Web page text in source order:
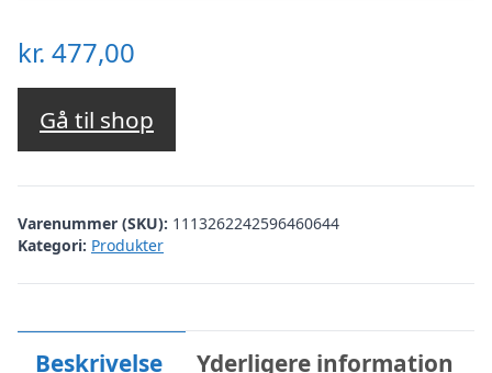
kr. 477,00
Gå til shop
Varenummer (SKU): 1113262242596460644
Kategori: Produkter
Beskrivelse Yderligere information